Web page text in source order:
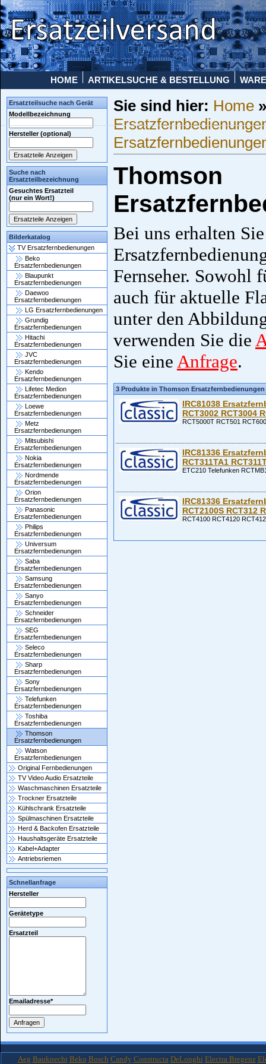
HOME ARTIKELSUCHE & BESTELLUNG
Ersatzteilsuche nach Gerät
Modellbezeichnung
Hersteller (optional)
Suche nach
Ersatzteilbezeichnung
Gesuchtes Ersatzteil
(nur ein Wort!)
Bilderkatalog
TV Ersatzfernbedienungen
Beko
Ersatzfernbedienungen
Blaupunkt
Ersatzfernbedienungen
Daewoo
Ersatzfernbedienungen
LG Ersatzfernbedienungen
Grundig
Ersatzfernbedienungen
Hitachi
Ersatzfernbedienungen
JVC
Ersatzfernbedienungen
Kendo
Ersatzfernbedienungen
Lifetec Medion
Ersatzfernbedienungen
Loewe
Ersatzfernbedienungen
Metz
Ersatzfernbedienungen
Mitsubishi
Ersatzfernbedienungen
Nokia
Ersatzfernbedienungen
Nordmende
Ersatzfernbedienungen
Orion
Ersatzfernbedienungen
Panasonic
Ersatzfernbedienungen
Philips
Ersatzfernbedienungen
Universum
Ersatzfernbedienungen
Saba
Ersatzfernbedienungen
Samsung
Ersatzfernbedienungen
Sanyo
Ersatzfernbedienungen
Schneider
Ersatzfernbedienungen
SEG
Ersatzfernbedienungen
Seleco
Ersatzfernbedienungen
Sharp
Ersatzfernbedienungen
Sony
Ersatzfernbedienungen
Telefunken
Ersatzfernbedienungen
Toshiba
Ersatzfernbedienungen
Thomson
Ersatzfernbedienungen
Watson
Ersatzfernbedienungen
Original Fernbedienungen
TV Video Audio Ersatzteile
Waschmaschinen Ersatzteile
Trockner Ersatzteile
Kühlschrank Ersatzteile
Spülmaschinen Ersatzteile
Herd & Backofen Ersatzteile
Haushaltsgeräte Ersatzteile
Kabel+Adapter
Antriebsriemen
Schnellanfrage
Hersteller
Gerätetype
Ersatzteil
Emailadresse*
Sie sind hier: Home
Thomson
Bei uns erhalten
Fernseher. Sowohl
auch für aktuelle
unter den
verwenden Sie die
Sie eine Anfrage.
3 Produkte in Thomson Ersatzfernbedienungen
IRC81038
RCT3002 RCT3004
RCT5000T RCT501
IRC81336
RCT311TA1
ETC210 Telefunken
IRC81336
RCT2100S RCT312
RCT4100 RCT4120
Aeg Bauknecht Beko Bosch Candy Constructa DeLonghi Electra Bregenz